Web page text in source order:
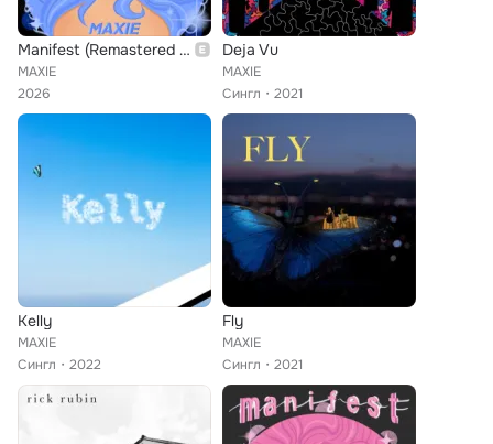
Manifest (Remastered 2026)
MAXIE
2026
Deja Vu
MAXIE
Сингл
2021
Kelly
MAXIE
Сингл
2022
Fly
MAXIE
Сингл
2021